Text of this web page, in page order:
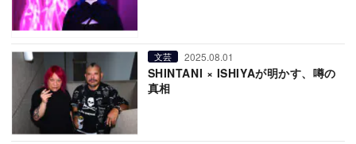
文芸 2025.08.01
SHINTANI × ISHIYAが明かす、噂の
真相